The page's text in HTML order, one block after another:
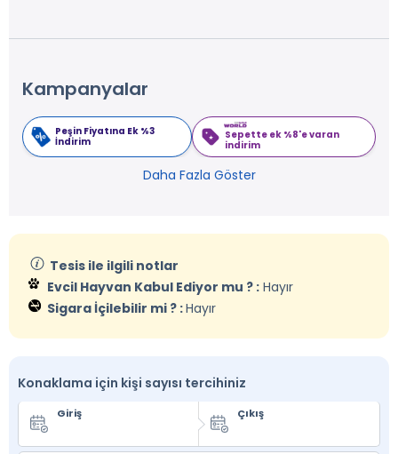
Kampanyalar
Peşin Fiyatına Ek %3
İndirim
Sepette ek %8'e varan
indirim
Daha Fazla Göster
Tesis ile ilgili notlar
Evcil Hayvan Kabul Ediyor mu ? : Hayır
Sigara İçilebilir mi ? :Hayır
Konaklama için kişi sayısı tercihiniz
Giriş Çıkış